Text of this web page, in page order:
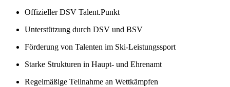
Offizieller DSV Talent.Punkt
Unterstützung durch DSV und BSV
Förderung von Talenten im Ski-Leistungssport
Starke Strukturen in Haupt- und Ehrenamt
Regelmäßige Teilnahme an Wettkämpfen